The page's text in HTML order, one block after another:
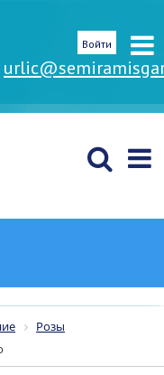
Войти
Розы